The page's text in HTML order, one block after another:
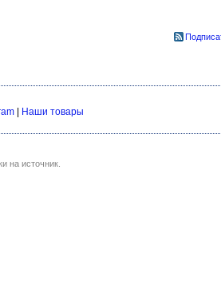
Наши товары
на источник.